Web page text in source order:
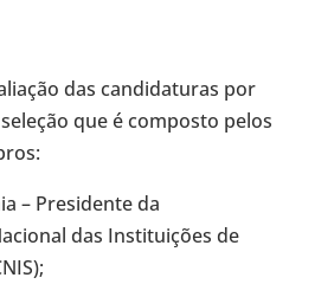
das candidaturas por
que é composto pelos
– Presidente da
das Instituições de